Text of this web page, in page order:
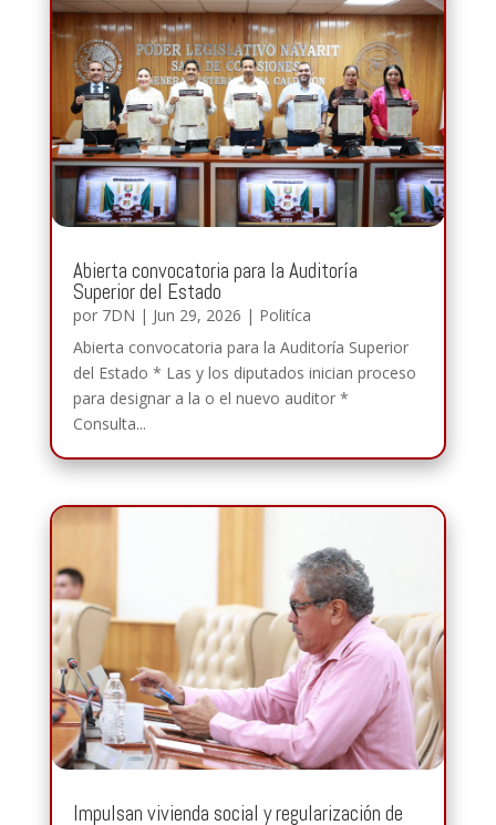
Abierta convocatoria para la Auditoría
Superior del Estado
por 7DN | Jun 29, 2026 | Politíca
Abierta convocatoria para la Auditoría Superior
del Estado * Las y los diputados inician proceso
para designar a la o el nuevo auditor *
Consulta...
Impulsan vivienda social y regularización de